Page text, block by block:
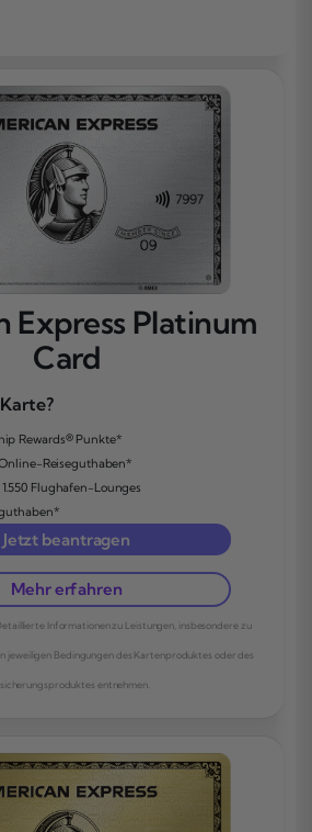
Express Platinum
Card
Rewards® Punkte*
Reiseguthaben*
Flughafen-Lounges
Jetzt beantragen
Mehr erfahren
Informationen zu Leistungen, insbesondere zu
jeweiligen Bedingungen des Kartenproduktes oder des
entnehmen.